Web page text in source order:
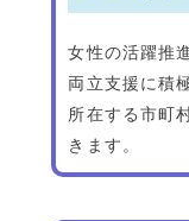
女性の活躍推
両立支援に積
所在する市町
きます。